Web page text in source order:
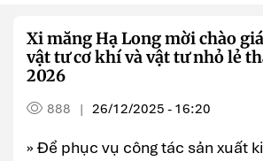
Xi măng Hạ Long mời chào
vật tư cơ khí và vật tư nhỏ lẻ
2026
888 | 26/12/2025 - 16:20
» Để phục vụ công tác sản xuất